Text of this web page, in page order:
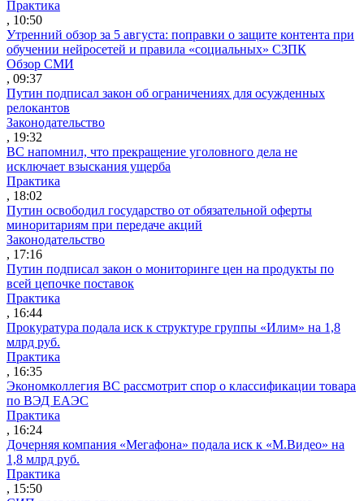
Практика
, 10:50
Утренний обзор за 5 августа: поправки о защите контента при
обучении нейросетей и правила «социальных» СЗПК
Обзор СМИ
, 09:37
Путин подписал закон об ограничениях для осужденных
релокантов
Законодательство
, 19:32
ВС напомнил, что прекращение уголовного дела не
исключает взыскания ущерба
Практика
, 18:02
Путин освободил государство от обязательной оферты
миноритариям при передаче акций
Законодательство
, 17:16
Путин подписал закон о мониторинге цен на продукты по
всей цепочке поставок
Практика
, 16:44
Прокуратура подала иск к структуре группы «Илим» на 1,8
млрд руб.
Практика
, 16:35
Экономколлегия ВС рассмотрит спор о классификации товара
по ВЭД ЕАЭС
Практика
, 16:24
Дочерняя компания «Мегафона» подала иск к «М.Видео» на
1,8 млрд руб.
Практика
, 15:50